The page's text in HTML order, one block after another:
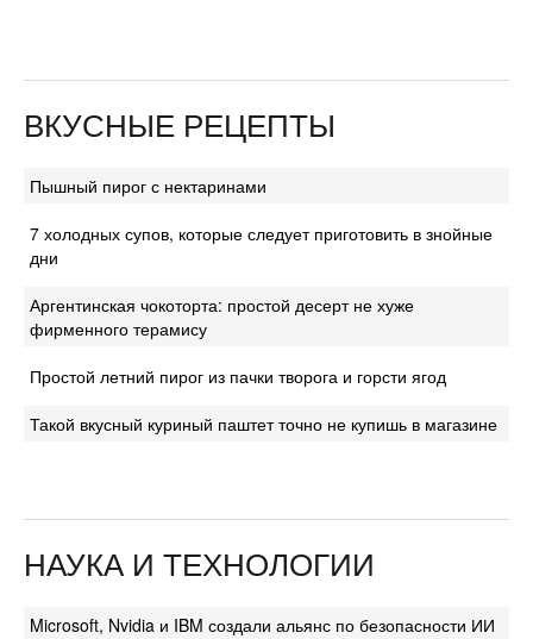
ВКУСНЫЕ РЕЦЕПТЫ
Пышный пирог с нектаринами
7 холодных супов, которые следует приготовить в знойные
дни
Аргентинская чокоторта: простой десерт не хуже
фирменного терамису
Простой летний пирог из пачки творога и горсти ягод
Такой вкусный куриный паштет точно не купишь в магазине
НАУКА И ТЕХНОЛОГИИ
Microsoft, Nvidia и IBM создали альянс по безопасности ИИ